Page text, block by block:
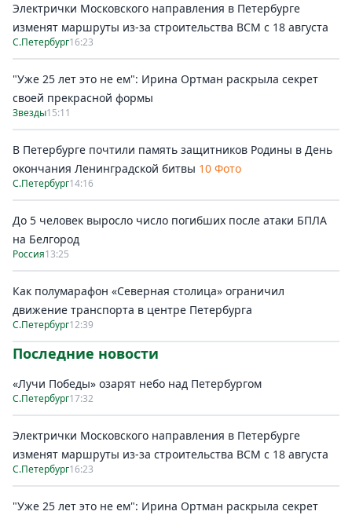
Электрички Московского направления в Петербурге
изменят маршруты из-за строительства ВСМ с 18 августа
С.Петербург16:23
"Уже 25 лет это не ем": Ирина Ортман раскрыла секрет
своей прекрасной формы
Звезды15:11
В Петербурге почтили память защитников Родины в День
окончания Ленинградской битвы 10 Фото
С.Петербург14:16
До 5 человек выросло число погибших после атаки БПЛА
на Белгород
Россия13:25
Как полумарафон «Северная столица» ограничил
движение транспорта в центре Петербурга
С.Петербург12:39
Последние новости
«Лучи Победы» озарят небо над Петербургом
С.Петербург17:32
Электрички Московского направления в Петербурге
изменят маршруты из-за строительства ВСМ с 18 августа
С.Петербург16:23
"Уже 25 лет это не ем": Ирина Ортман раскрыла секрет